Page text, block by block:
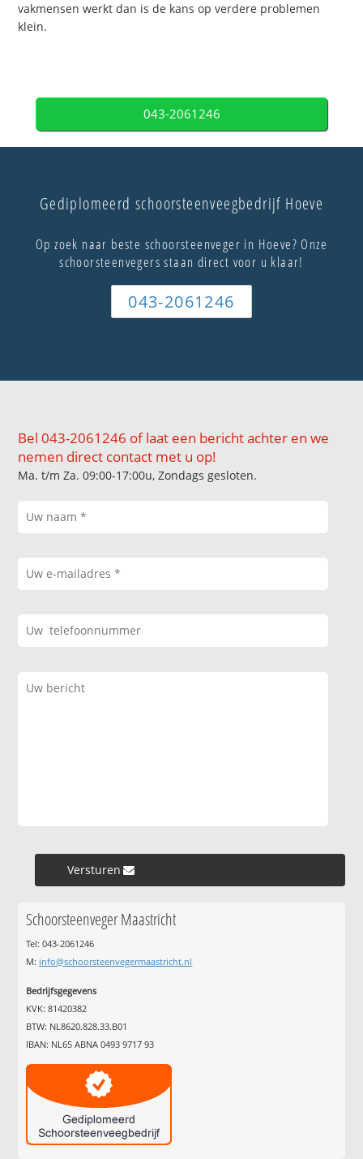
vakmensen werkt dan is de kans op verdere problemen
klein.
043-2061246
Gediplomeerd schoorsteenveegbedrijf Hoeve
Op zoek naar beste schoorsteenveger in Hoeve? Onze
schoorsteenvegers staan direct voor u klaar!
043-2061246
Bel 043-2061246 of laat een bericht achter en we
nemen direct contact met u op!
Ma. t/m Za. 09:00-17:00u, Zondags gesloten.
Versturen »
Schoorsteenveger Maastricht
Tel: 043-2061246
M: info@schoorsteenvegermaastricht.nl
Bedrijfsgegevens
KVK: 81420382
BTW: NL8620.828.33.B01
IBAN: NL65 ABNA 0493 9717 93